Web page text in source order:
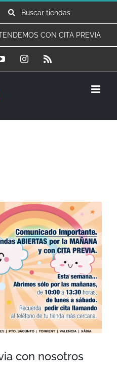
Buscar tiendas
CON CITA PREVIA
YouTubeInstagram
con nosotros